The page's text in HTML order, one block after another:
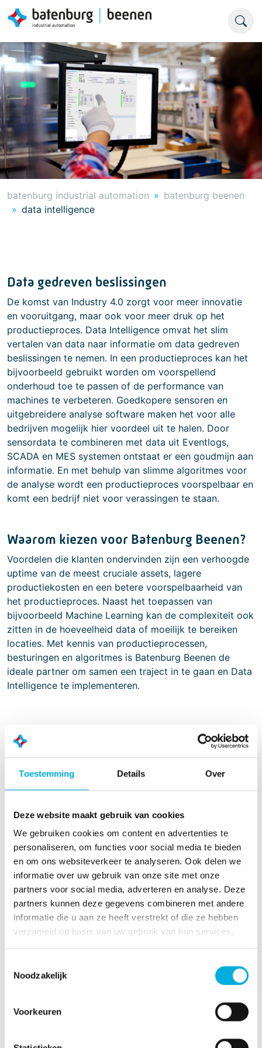
Toestemming Details Over
Deze website maakt gebruik van cookies
We gebruiken cookies om content en advertenties te
personaliseren, om functies voor social media te bieden
en om ons websiteverkeer te analyseren. Ook delen we
informatie over uw gebruik van onze site met onze
partners voor social media, adverteren en analyse. Deze
partners kunnen deze gegevens combineren met andere
informatie die u aan ze heeft verstrekt of die ze hebben
verzameld op basis van uw gebruik van hun services.
Noodzakelijk
Voorkeuren
batenburg industrial automation
batenburg beenen
data intelligence
Data gedreven beslissingen
De komst van Industry 4.0 zorgt voor meer innovatie
en vooruitgang, maar ook voor meer druk op het
productieproces. Data Intelligence omvat het slim
vertalen van data naar informatie om data gedreven
beslissingen te nemen. In een productieproces kan het
bijvoorbeeld gebruikt worden om voorspellend
onderhoud toe te passen of de performance van
machines te verbeteren. Goedkopere sensoren en
uitgebreidere analyse software maken het voor alle
bedrijven mogelijk hier voordeel uit te halen. Door
sensordata te combineren met data uit Eventlogs,
SCADA en MES systemen ontstaat er een goudmijn aan
informatie. En met behulp van slimme algoritmes voor
de analyse wordt een productieproces voorspelbaar en
komt een bedrijf niet voor verassingen te staan.
Waarom kiezen voor Batenburg Beenen?
Voordelen die klanten ondervinden zijn een verhoogde
uptime van de meest cruciale assets, lagere
productiekosten en een betere voorspelbaarheid van
het productieproces. Naast het toepassen van
bijvoorbeeld Machine Learning kan de complexiteit ook
zitten in de hoeveelheid data of moeilijk te bereiken
locaties. Met kennis van productieprocessen,
besturingen en algoritmes is Batenburg Beenen de
ideale partner om samen een traject in te gaan en Data
Intelligence te implementeren.
Meer informatie?
Alex van Dalen
+31 (0)513 - 46 95 00
Product highlights
Inzicht in de processen
Optimaliseren van de productielijn
Voorspellend onderhoud
Ideaal, een brug die hoog genoeg waar alle schepen
deze brug in een bewoond gebied is met heel veel
vaak moet het verkeer wachten voor een geopende